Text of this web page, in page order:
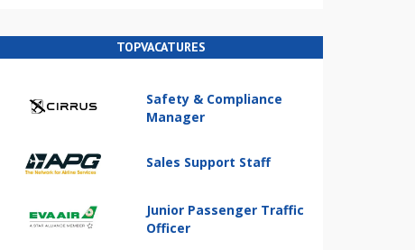
TOPVACATURES
Safety & Compliance
Manager
Sales Support Staff
Junior Passenger Traffic
Officer